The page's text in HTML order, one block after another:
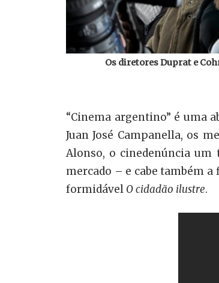
Os diretores Duprat e
“Cinema argentino” é uma
Juan José Campanella, os
Alonso, o cinedenúncia um
mercado – e cabe também
formidável O cidadão ilustre.